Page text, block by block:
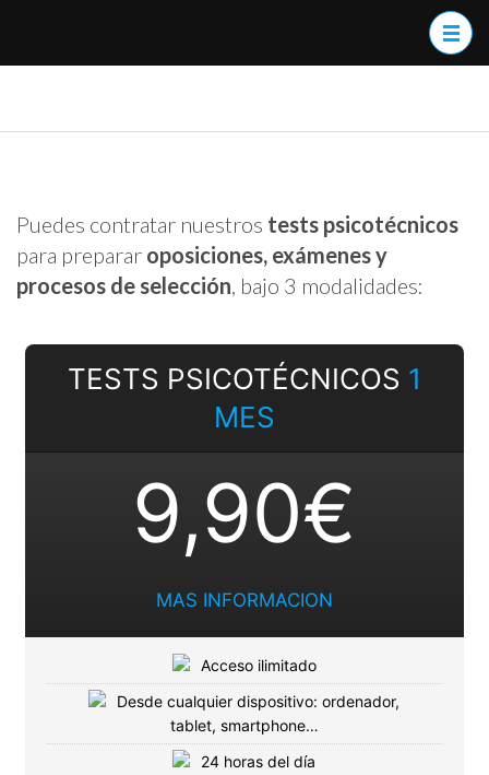
la
Puedes contratar nuestros tests psicotécnicos
para preparar oposiciones, exámenes y
procesos de selección, bajo 3 modalidades:
TESTS PSICOTÉCNICOS 1
MES
9,90€
MAS INFORMACION
Acceso ilimitado
Desde cualquier dispositivo: ordenador,
tablet, smartphone…
24 horas del día